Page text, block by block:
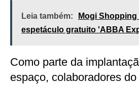
Leia também:
Mogi
espetáculo gratuito 'ABBA
Como parte da
espaço, colaboradores